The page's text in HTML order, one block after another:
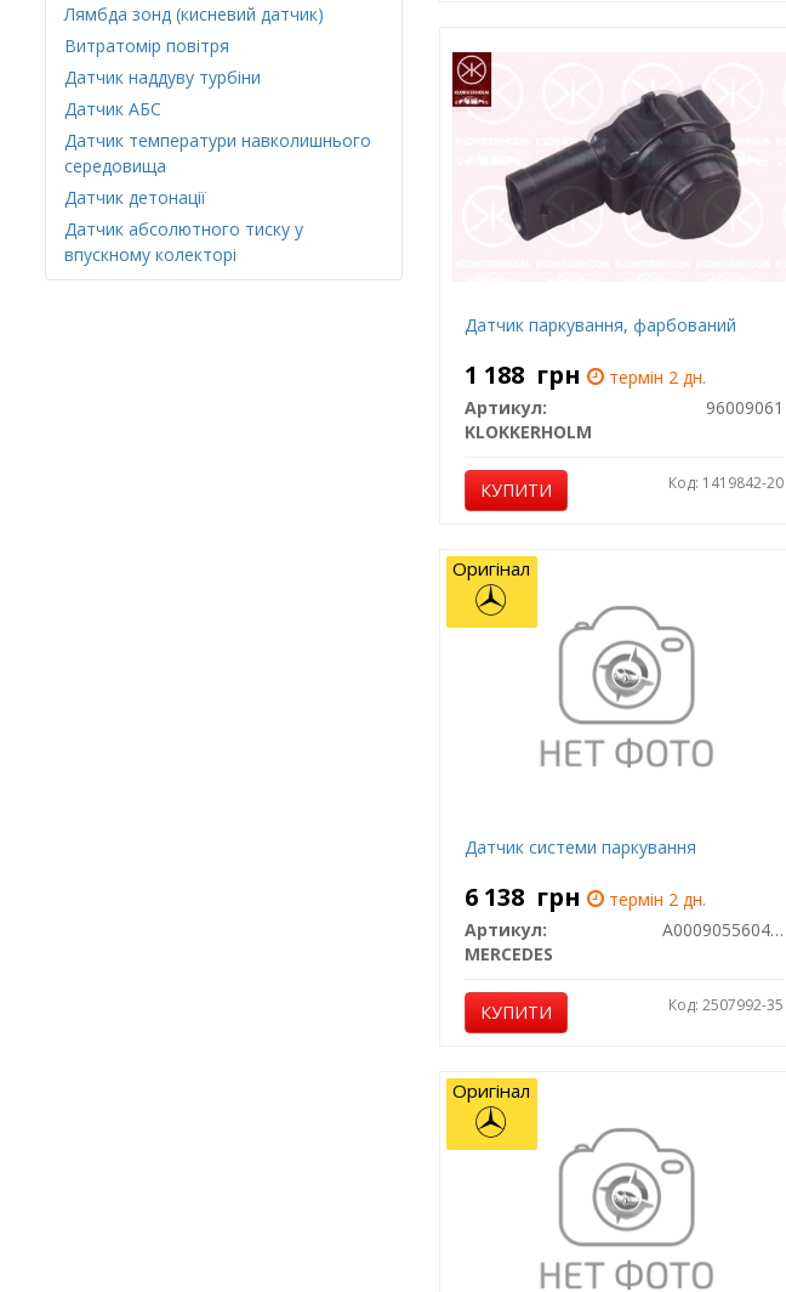
Лямбда зонд (кисневий датчик)
Витратомір повітря
Датчик наддуву турбіни
Датчик АБС
Датчик температури навколишнього
середовища
Датчик детонації
Датчик абсолютного тиску у
впускному колекторі
Датчик паркування, фарбований
1 188 грн
термін 2 дн.
Артикул:
96009061
KLOKKERHOLM
КУПИТИ Код: 1419842-20
Датчик системи паркування
6 138 грн
термін 2 дн.
Артикул:
A00090556049999
MERCEDES
КУПИТИ Код: 2507992-35
Оригінал
Оригінал